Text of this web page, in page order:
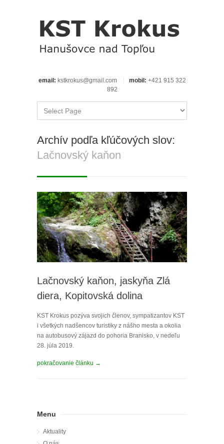
email: kstkrokus@gmail.com mobil: +421 915 322
892
Archív podľa kľúčových slov:
Lačnovský kaňon
Lačnovský kaňon, jaskyňa Zlá
diera, Kopitovská dolina
KST Krokus pozýva svojich členov, sympatizantov KST
i všetkých nadšencov turistiky z nášho mesta a okolia
na autobusový zájazd do pohoria Branisko, v nedeľu
28. júla 2019.
pokračovanie článku →
Menu
Aktuality